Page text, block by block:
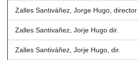
Zalles Santiváñez, Jorge Hugo, director
Zalles Santivañez, Jorje Hugo dir.
Zalles Santiváñez, Jorje Hugo, dir.